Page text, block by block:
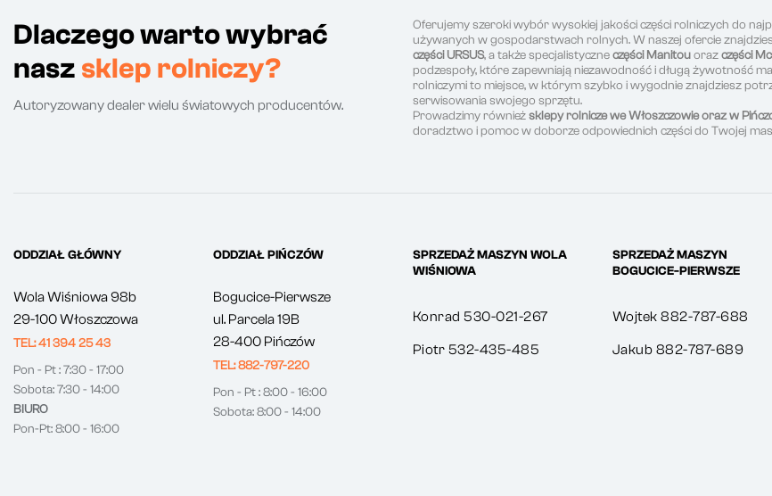
Dlaczego warto wybrać
nasz sklep rolniczy?
Autoryzowany dealer wielu światowych producentów.
Oferujemy szeroki wybór wysokiej jakości części rolniczych do
używanych w gospodarstwach rolnych. W naszej ofercie
części URSUS, a także specjalistyczneczęści Manitouorazczęści
podzespoły, które zapewniają niezawodność i długą żywotność
rolniczymi to miejsce, w którym szybko i wygodnie znajdziesz
serwisowania swojego sprzętu.
Prowadzimy równieżsklepy rolnicze we Włoszczowie oraz w
doradztwo i pomoc w doborze odpowiednich części do Twojej
ODDZIAŁ GŁÓWNY
Wola Wiśniowa 98b
29-100 Włoszczowa
TEL: 41 394 25 43
Pon - Pt : 7:30 - 17:00
Sobota: 7:30 - 14:00
BIURO
Pon-Pt: 8:00 - 16:00
ODDZIAŁ PIŃCZÓW
Bogucice-Pierwsze
ul. Parcela 19B
28-400 Pińczów
TEL: 882-797-220
Pon - Pt : 8:00 - 16:00
Sobota: 8:00 - 14:00
SPRZEDAŻ MASZYN WOLA
WIŚNIOWA
Konrad 530-021-267
Piotr 532-435-485
SPRZEDAŻ MASZYN
BOGUCICE-PIERWSZE
Wojtek 882-787-688
Jakub 882-787-689